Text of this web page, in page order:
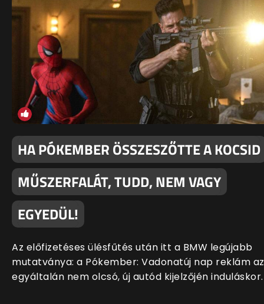
HA PÓKEMBER ÖSSZESZŐTTE A KOCSID
MŰSZERFALÁT, TUDD, NEM VAGY
EGYEDÜL!
Az előfizetéses ülésfűtés után itt a BMW legújabb
mutatványa: a Pókember: Vadonatúj nap reklám az
egyáltalán nem olcsó, új autód kijelzőjén induláskor.